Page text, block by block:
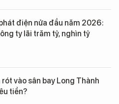
điện nửa đầu năm 2026:
ty lãi trăm tỷ, nghìn tỷ
rót vào sân bay Long Thành
tiền?